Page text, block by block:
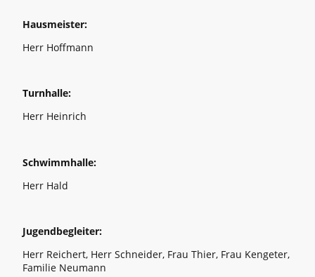
Hausmeister:
Herr Hoffmann
Turnhalle:
Herr Heinrich
Schwimmhalle:
Herr Hald
Jugendbegleiter:
Herr Reichert, Herr Schneider, Frau Thier, Frau Kengeter,
Familie Neumann